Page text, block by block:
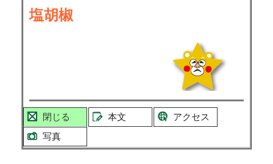
塩胡椒
閉じる 本文
アクセス
写真